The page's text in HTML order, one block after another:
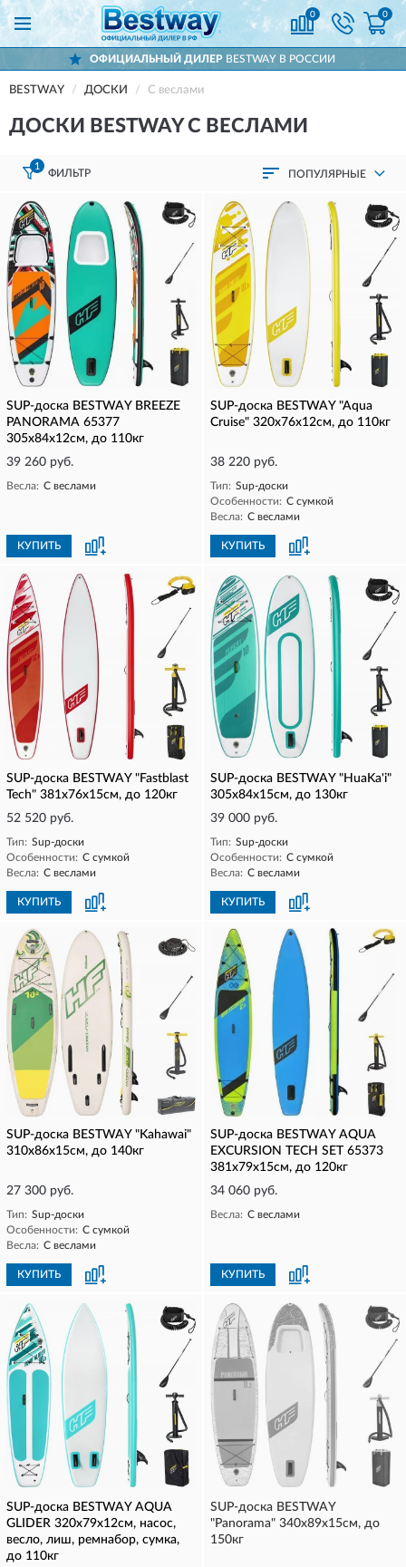
0 0
ОФИЦИАЛЬНЫЙ ДИЛЕРBESTWAY В РОССИИ
BESTWAY ДОСКИ С веслами
ДОСКИ BESTWAY С ВЕСЛАМИ
1
ФИЛЬТР ПОПУЛЯРНЫЕ
SUP-доска BESTWAY BREEZE
PANORAMA 65377
305x84x12см, до 110кг
39 260 руб.
Весла: С веслами
КУПИТЬ
SUP-доска BESTWAY "Aqua
Cruise" 320x76x12см, до 110кг
38 220 руб.
Тип: Sup-доски
Особенности: С сумкой
Весла: С веслами
КУПИТЬ
SUP-доска BESTWAY "Fastblast
Tech" 381x76x15см, до 120кг
52 520 руб.
Тип: Sup-доски
Особенности: С сумкой
Весла: С веслами
КУПИТЬ
SUP-доска BESTWAY "HuaKa'i"
305x84x15см, до 130кг
39 000 руб.
Тип: Sup-доски
Особенности: С сумкой
Весла: С веслами
КУПИТЬ
SUP-доска BESTWAY "Kahawai"
310x86x15см, до 140кг
27 300 руб.
Тип: Sup-доски
Особенности: С сумкой
Весла: С веслами
КУПИТЬ
SUP-доска BESTWAY AQUA
EXCURSION TECH SET 65373
381x79x15см, до 120кг
34 060 руб.
Весла: С веслами
КУПИТЬ
SUP-доска BESTWAY AQUA
GLIDER 320x79x12см, насос,
весло, лиш, ремнабор, сумка,
до 110кг
SUP-доска BESTWAY
"Panorama" 340х89х15см, до
150кг